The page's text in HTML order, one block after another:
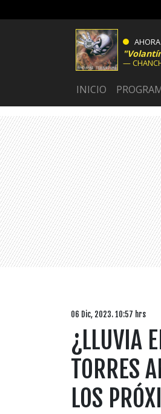
INICIO
06 Dic, 2023. 10:57 hrs
¿LLUVIA
TORRES
LOS